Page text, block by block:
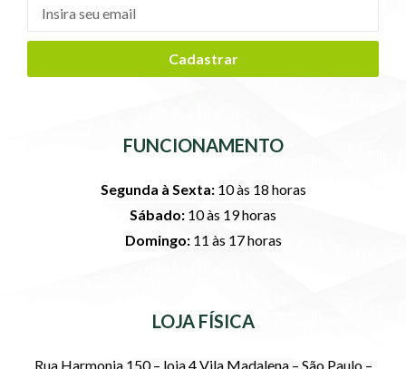
Cadastrar
FUNCIONAMENTO
Segunda à Sexta:10 às 18 horas
Sábado: 10 às 19 horas
Domingo:11 às 17 horas
LOJA FÍSICA
Rua Harmonia 150 – loja 4 Vila Madalena – São Paulo –